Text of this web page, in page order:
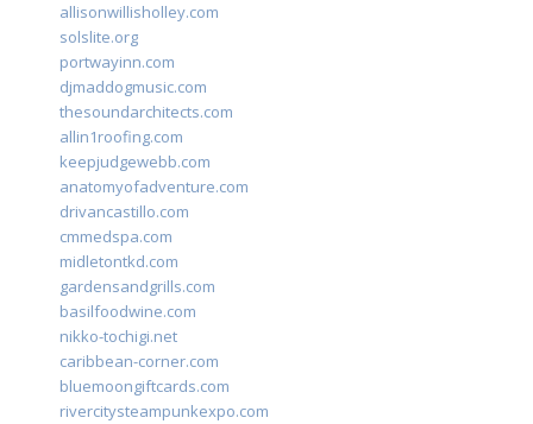
allisonwillisholley.com
solslite.org
portwayinn.com
djmaddogmusic.com
thesoundarchitects.com
allin1roofing.com
keepjudgewebb.com
anatomyofadventure.com
drivancastillo.com
cmmedspa.com
midletontkd.com
gardensandgrills.com
basilfoodwine.com
nikko-tochigi.net
caribbean-corner.com
bluemoongiftcards.com
rivercitysteampunkexpo.com